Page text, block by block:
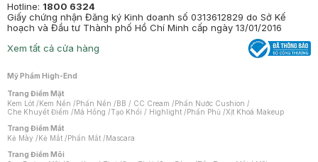
Hotline: 1800 6324
Giấy chứng nhận Đăng ký Kinh doanh số 0313612829 do Sở Kế
hoạch và Đầu tư Thành phố Hồ Chí Minh cấp ngày 13/01/2016
Xem tất cả cửa hàng
Mỹ Phẩm High-End
Trang Điểm Mặt
Kem Lót /Kem Nền /Phấn Nền /BB / CC Cream /Phấn Nước Cushion /
Che Khuyết Điểm /Má Hồng /Tạo Khối / Highlight /Phấn Phủ /Xịt Khoá Makeup
Trang Điểm Mắt
Kẻ Mày /Kẻ Mắt /Phấn Mắt /Mascara
Trang Điểm Môi